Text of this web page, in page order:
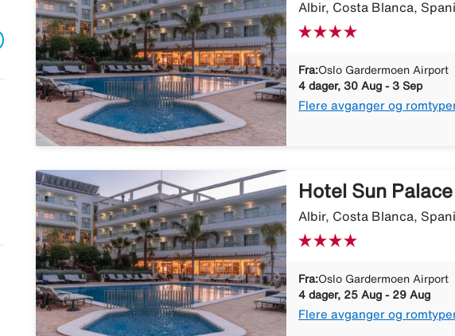
Albir, Costa Blanca,
Fra:Oslo Gardermoen Airport
4 dager, 30 Aug - 3 Sep
Flere avganger og
Hotel Sun
Albir, Costa Blanca,
Fra:Oslo Gardermoen Airport
4 dager, 25 Aug - 29 Aug
Flere avganger og